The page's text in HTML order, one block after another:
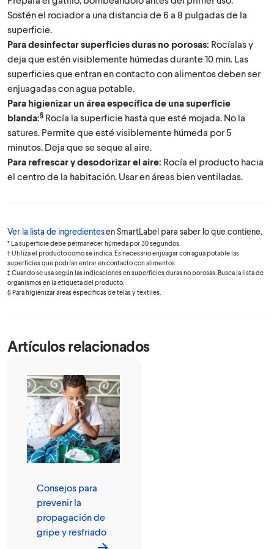
Sostén el rociador a una distancia de 6 a 8 pulgadas de la
superficie.
Para desinfectar superficies duras no porosas: Rocíalas y
deja que estén visiblemente húmedas durante 10 min. Las
superficies que entran en contacto con alimentos deben ser
enjuagadas con agua potable.
Para higienizar un área específica de una superficie
blanda:§ Rocía la superficie hasta que esté mojada. No la
satures. Permite que esté visiblemente húmeda por 5
minutos. Deja que se seque al aire.
Para refrescar y desodorizar el aire: Rocía el producto hacia
el centro de la habitación. Usar en áreas bien ventiladas.
Ver la lista de ingredientesen SmartLabel para saber lo que contiene.
* La superficie debe permanecer húmeda por 30 segundos.
† Utiliza el producto como se indica. Es necesario enjuagar con agua potable las
superficies que podrían entrar en contacto con alimentos.
‡ Cuando se usa según las indicaciones en superficies duras no porosas. Busca la lista de
organismos en la etiqueta del producto.
§ Para higienizar áreas específicas de telas y textiles.
Artículos relacionados
Consejos para
prevenir la
propagación de
gripe y resfriado